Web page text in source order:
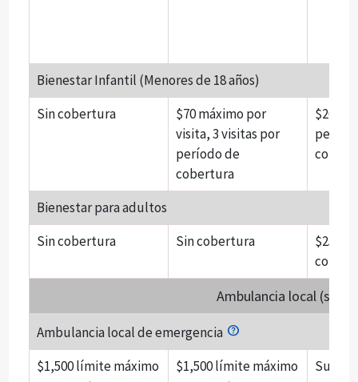
Bienestar Infantil (Menores de 18 años)
Sin cobertura
$70 máximo por
visita, 3 visitas por
período de
cobertura
$200
Bienestar para adultos
Sin cobertura
Sin cobertura
$250
Ambulancia local (solo
Ambulancia local de emergencia
$1,500 límite máximo
$1,500 límite máximo
Sujeto